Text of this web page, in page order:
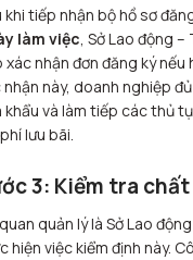
khi tiếp nhận bộ hồ sơ
làm việc, Sở Lao động
xác nhận đơn đăng ký nếu
nhận này, doanh nghiệp
khẩu và làm tiếp các thủ
lưu bãi.
3: Kiểm tra
quản lý là Sở Lao
hiện việc kiểm định này.